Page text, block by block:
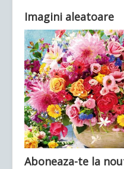
Ultimele articole: Vi,
Imagini aleatoare
Aboneaza-te la